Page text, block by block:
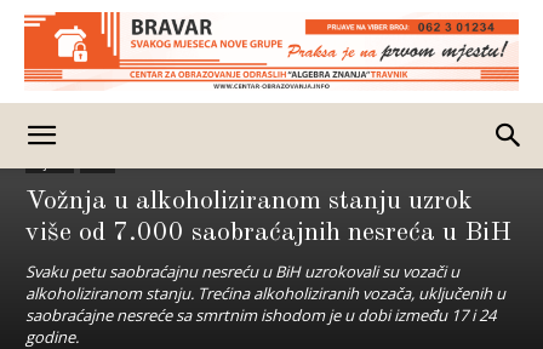
Vožnja u alkoholiziranom stanju uzrok
više od 7.000 saobraćajnih nesreća u BiH
Svaku petu saobraćajnu nesreću u BiH uzrokovali su vozači u
alkoholiziranom stanju. Trećina alkoholiziranih vozača, uključenih u
saobraćajne nesreće sa smrtnim ishodom je u dobi između 17 i 24
godine.